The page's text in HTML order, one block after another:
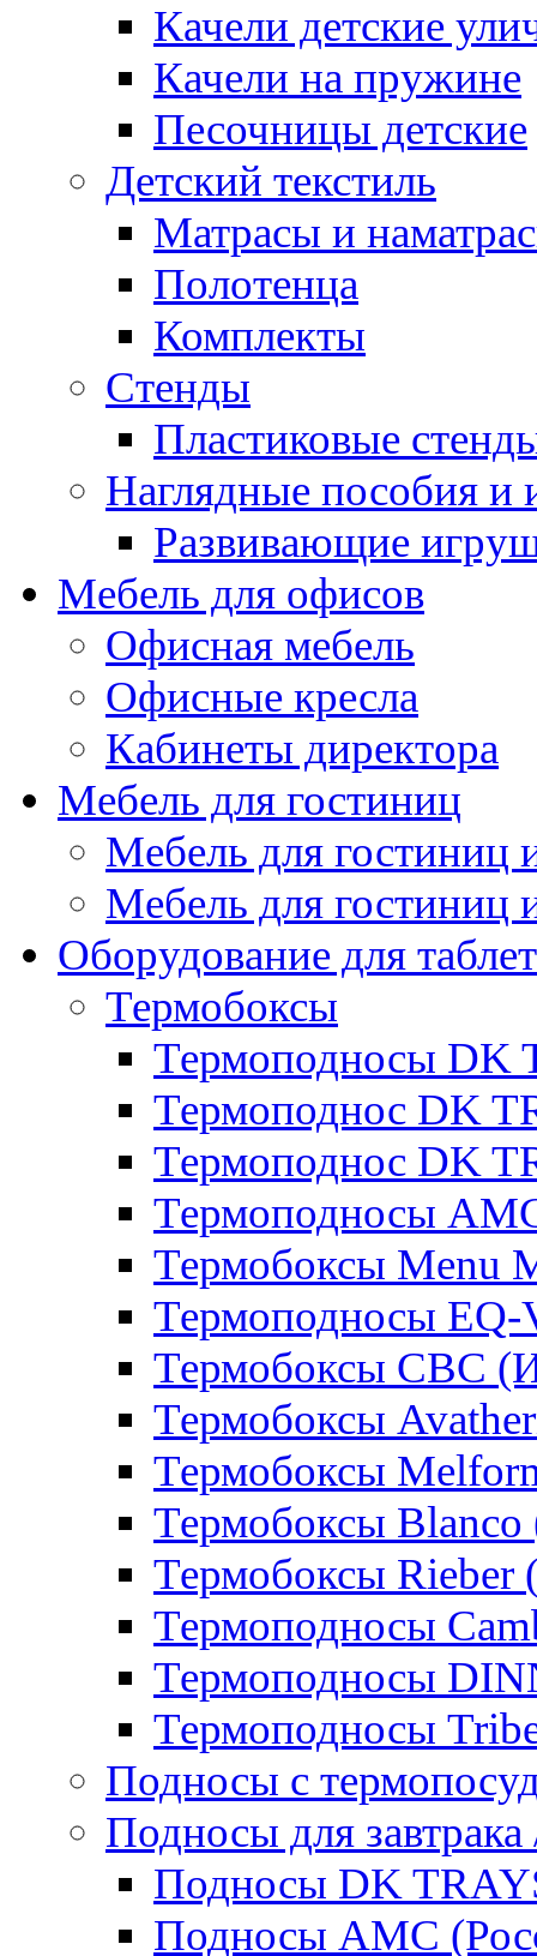
Качели детские
Качели на пружине
Песочницы детские
Детский текстиль
Матрасы и
Полотенца
Комплекты
Стенды
Пластиковые
Наглядные пособия и
Развивающие
Мебель для офисов
Офисная мебель
Офисные кресла
Кабинеты директора
Мебель для гостиниц
Мебель для
Мебель для гостиниц
Оборудование для
Термобоксы
Термоподносы DK
Термоподнос DK
Термоподнос DK
Термоподносы
Термобоксы Menu
Термоподносы EQ-
Термобоксы CBC
Термобоксы
Термобоксы
Термобоксы Blanco
Термобоксы Rieber
Термоподносы
Термоподносы
Термоподносы
Подносы с
Подносы для завтрака
Подносы DK
Подносы AMC